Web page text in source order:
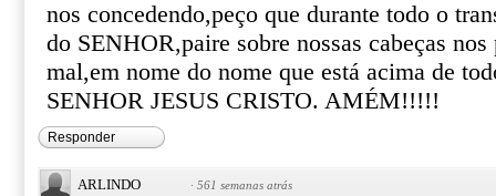
nos concedendo,peço que durante todo o
do SENHOR,paire sobre nossas cabeças
mal,em nome do nome que está acima de
SENHOR JESUS CRISTO. AMÉM!!!!!
Responder
ARLINDO · 561 semanas atrás